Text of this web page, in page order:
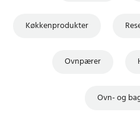
Køkkenprodukter
Ovnpærer
Ovn- og